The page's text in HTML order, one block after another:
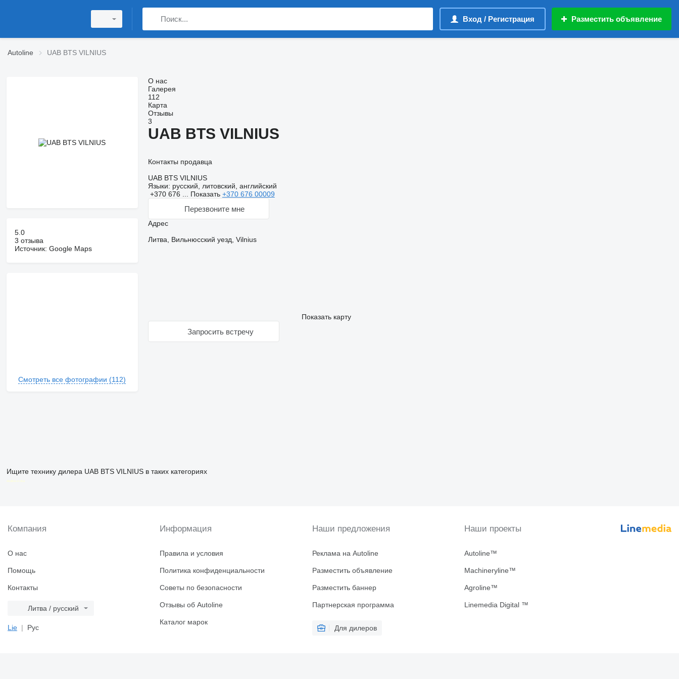
Вход / Регистрация Разместить объявление
Autoline UAB BTS VILNIUS
5.0
3 отзыва
Источник: Google Maps
Смотреть все фотографии (112)
О нас
Галерея
112
Карта
Отзывы
3
UAB BTS VILNIUS
Контакты продавца
UAB BTS VILNIUS
Языки: русский, литовский, английский
+370 676 ... Показать +370 676 00009
Перезвоните мне
Адрес
Литва, Вильнюсский уезд, Vilnius
Показать карту
Запросить встречу
Ищите технику дилера UAB BTS VILNIUS в таких категориях
disallow-in-dsa
Компания
О нас
Помощь
Контакты
Литва / русский
Lie Рус
Информация
Правила и условия
Политика конфиденциальности
Советы по безопасности
Отзывы об Autoline
Каталог марок
Наши предложения
Реклама на Autoline
Разместить объявление
Разместить баннер
Партнерская программа
Для дилеров
Наши проекты
Autoline™
Machineryline™
Agroline™
Linemedia Digital ™